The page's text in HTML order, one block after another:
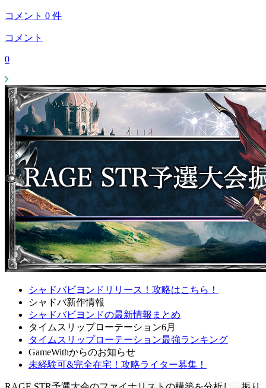
コメント 0 件
コメント
0
シャドバビヨンドリリース！攻略はこちら！
シャドバ新作情報
シャドバビヨンドの最新情報まとめ
タイムスリップローテーション6月
タイムスリップローテーション最強ランキング
GameWithからのお知らせ
未経験可&完全在宅！攻略ライター募集！